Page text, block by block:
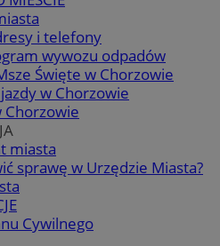
i telefony
wywozu odpadów
Święte w Chorzowie
jazdy w Chorzowie
Chorzowie
miasta
sprawę w Urzędzie Miasta?
Cywilnego